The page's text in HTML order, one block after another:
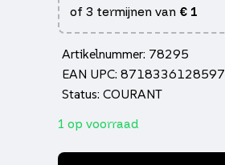
of 3 termijnen van €1
Artikelnummer: 78295
EAN UPC: 8718336128597
Status: COURANT
1 op voorraad
17x30x6